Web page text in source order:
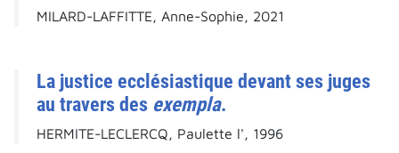
MILARD-LAFFITTE, Anne-Sophie, 2021
La justice ecclésiastique devant ses juges
au travers des exempla.
HERMITE-LECLERCQ, Paulette l', 1996